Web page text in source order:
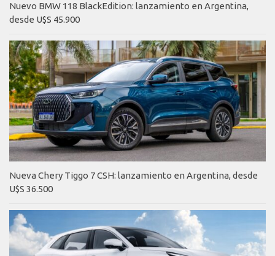
Nuevo BMW 118 BlackEdition: lanzamiento en Argentina,
desde U$S 45.900
Nueva Chery Tiggo 7 CSH: lanzamiento en Argentina, desde
U$S 36.500